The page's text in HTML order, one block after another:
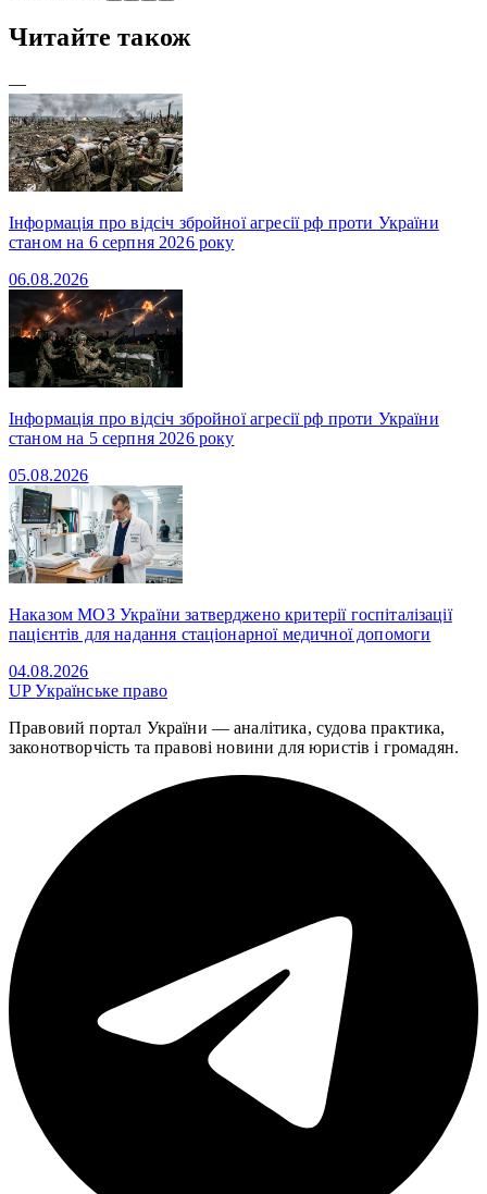
Читайте також
—
Інформація про відсіч збройної агресії рф проти України
станом на 6 серпня 2026 року
06.08.2026
Інформація про відсіч збройної агресії рф проти України
станом на 5 серпня 2026 року
05.08.2026
Наказом МОЗ України затверджено критерії госпіталізації
пацієнтів для надання стаціонарної медичної допомоги
04.08.2026
UPУкраїнське право
Правовий портал України — аналітика, судова практика,
законотворчість та правові новини для юристів і громадян.